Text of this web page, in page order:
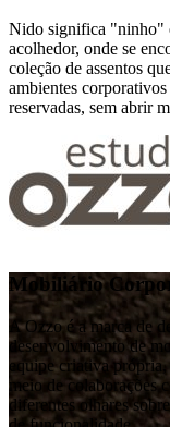
Nido significa "ninho"
acolhedor, onde se
coleção de assentos
ambientes
reservadas, sem abrir
Mobiliário
A Ozzo é a marca de
desenvolvimento de
equipe criativa
meio de colaborações
diferentes olhares